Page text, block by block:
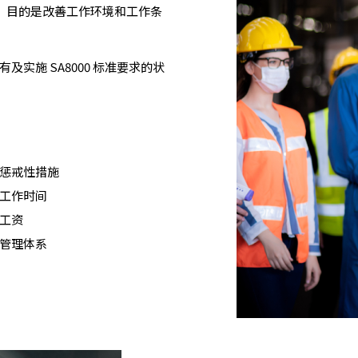
目的是改善工作环境和工作条
及实施 SA8000 标准要求的状
戒性措施
作时间
资
理体系